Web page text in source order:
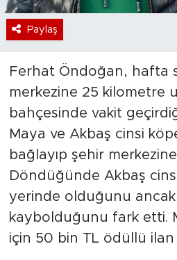
Paylaş
Ferhat Öndoğan, hafta
merkezine 25 kilometre
bahçesinde vakit
Maya ve Akbaş cinsi
bağlayıp şehir
Döndüğünde Akbaş
yerinde olduğunu ancak
kaybolduğunu fark etti.
için 50 bin TL ödüllü ilan